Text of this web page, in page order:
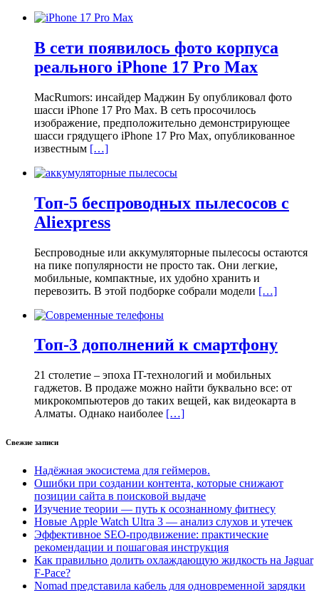
В сети появилось фото корпуса
реального iPhone 17 Pro Max
MacRumors: инсайдер Маджин Бу опубликовал фото
шасси iPhone 17 Pro Max. В сеть просочилось
изображение, предположительно демонстрирующее
шасси грядущего iPhone 17 Pro Max, опубликованное
известным […]
Топ-5 беспроводных пылесосов с
Aliexpress
Беспроводные или аккумуляторные пылесосы остаются
на пике популярности не просто так. Они легкие,
мобильные, компактные, их удобно хранить и
перевозить. В этой подборке собрали модели […]
Топ-3 дополнений к смартфону
21 столетие – эпоха IT-технологий и мобильных
гаджетов. В продаже можно найти буквально все: от
микрокомпьютеров до таких вещей, как видеокарта в
Алматы. Однако наиболее […]
Свежие записи
Надёжная экосистема для геймеров.
Ошибки при создании контента, которые снижают
позиции сайта в поисковой выдаче
Изучение теории — путь к осознанному фитнесу
Новые Apple Watch Ultra 3 — анализ слухов и утечек
Эффективное SEO-продвижение: практические
рекомендации и пошаговая инструкция
Как правильно долить охлаждающую жидкость на Jaguar
F-Pace?
Nomad представила кабель для одновременной зарядки